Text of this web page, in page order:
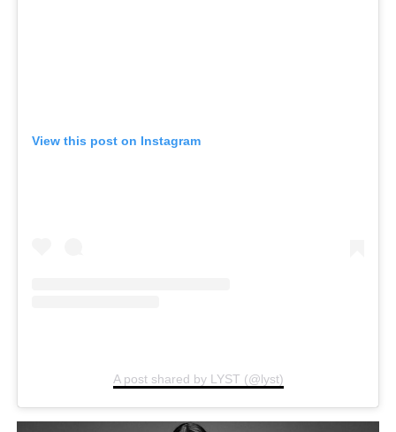
View this post on Instagram
A post shared by LYST (@lyst)